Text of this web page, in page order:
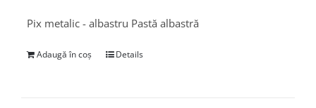
Pix metalic - albastru Pastă albastră
Adaugă în coș Details